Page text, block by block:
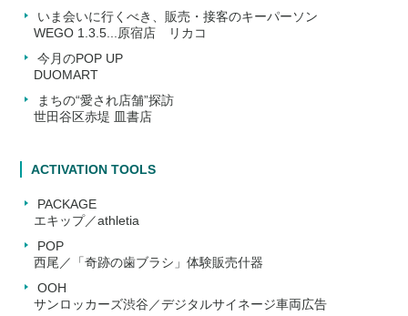
いま会いに行くべき、販売・接客のキーパーソン
WEGO 1.3.5...原宿店 リカコ
今月のPOP UP
DUOMART
まちの“愛され店舗”探訪
世田谷区赤堤 皿書店
ACTIVATION TOOLS
PACKAGE
エキップ／athletia
POP
西尾／「奇跡の歯ブラシ」体験販売什器
OOH
サンロッカーズ渋谷／デジタルサイネージ車両広告